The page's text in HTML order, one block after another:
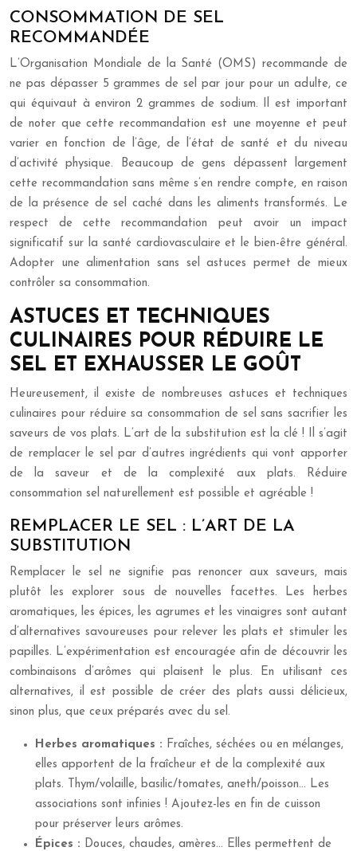
CONSOMMATION DE SEL
RECOMMANDÉE
L’Organisation Mondiale de la Santé (OMS) recommande de
ne pas dépasser 5 grammes de sel par jour pour un adulte, ce
qui équivaut à environ 2 grammes de sodium. Il est important
de noter que cette recommandation est une moyenne et peut
varier en fonction de l’âge, de l’état de santé et du niveau
d’activité physique. Beaucoup de gens dépassent largement
cette recommandation sans même s’en rendre compte, en raison
de la présence de sel caché dans les aliments transformés. Le
respect de cette recommandation peut avoir un impact
significatif sur la santé cardiovasculaire et le bien-être général.
Adopter une alimentation sans sel astuces permet de mieux
contrôler sa consommation.
ASTUCES ET TECHNIQUES
CULINAIRES POUR RÉDUIRE LE
SEL ET EXHAUSSER LE GOÛT
Heureusement, il existe de nombreuses astuces et techniques
culinaires pour réduire sa consommation de sel sans sacrifier les
saveurs de vos plats. L’art de la substitution est la clé ! Il s’agit
de remplacer le sel par d’autres ingrédients qui vont apporter
de la saveur et de la complexité aux plats. Réduire
consommation sel naturellement est possible et agréable !
REMPLACER LE SEL : L’ART DE LA
SUBSTITUTION
Remplacer le sel ne signifie pas renoncer aux saveurs, mais
plutôt les explorer sous de nouvelles facettes. Les herbes
aromatiques, les épices, les agrumes et les vinaigres sont autant
d’alternatives savoureuses pour relever les plats et stimuler les
papilles. L’expérimentation est encouragée afin de découvrir les
combinaisons d’arômes qui plaisent le plus. En utilisant ces
alternatives, il est possible de créer des plats aussi délicieux,
sinon plus, que ceux préparés avec du sel.
Herbes aromatiques : Fraîches, séchées ou en mélanges,
elles apportent de la fraîcheur et de la complexité aux
plats. Thym/volaille, basilic/tomates, aneth/poisson… Les
associations sont infinies ! Ajoutez-les en fin de cuisson
pour préserver leurs arômes.
Épices : Douces, chaudes, amères… Elles permettent de